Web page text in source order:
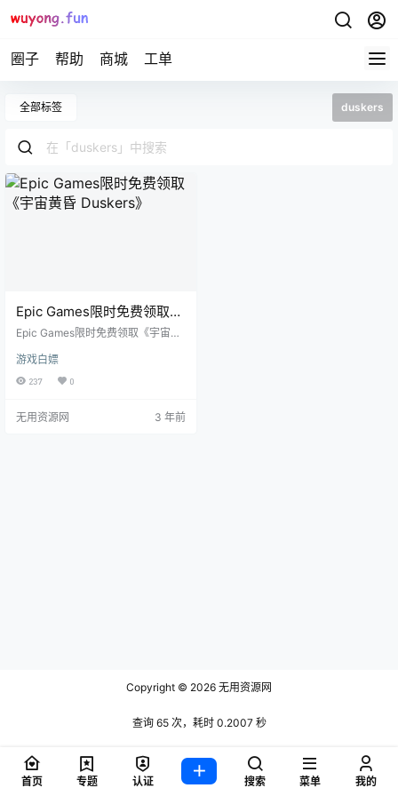
圈子 帮助 商城 工单
全部标签 duskers
Epic Games限时免费领取
《宇宙黄昏 Duskers》
Epic Games限时免费领取《宇宙黄
0:00 领取位置 In Duskers you pil
ot drones into derelict spaceships
came a giant graveyard…
游戏白嫖
237 0
无用资源网 3 年前
Copyright © 2026 无用资源网
查询 65 次，耗时 0.2007 秒
首页 专题 认证 搜索 菜单 我的